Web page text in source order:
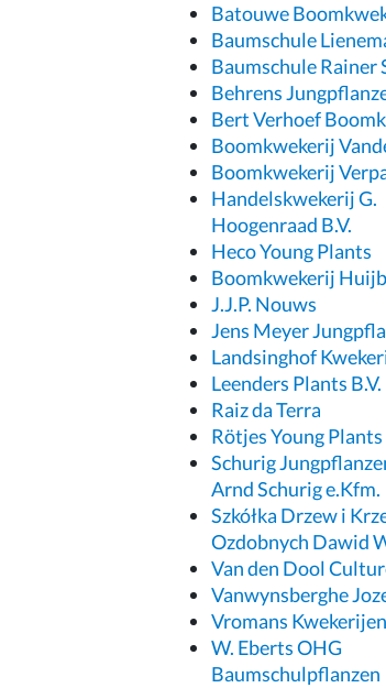
Batouwe
Baumschule
Baumschule Rainer
Behrens
Bert Verhoef
Boomkwekerij
Boomkwekerij
Handelskwekerij G.
Hoogenraad B.V.
Heco Young Plants
Boomkwekerij
J.J.P. Nouws
Jens Meyer
Landsinghof
Leenders Plants B.V.
Raiz da Terra
Rötjes Young Plants
Schurig
Arnd Schurig e.Kfm.
Szkółka Drzew i
Ozdobnych Dawid
Van den Dool
Vanwynsberghe
Vromans Kwekerijen
W. Eberts OHG
Baumschulpflanzen